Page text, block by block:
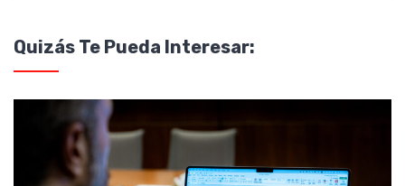
Quizás Te Pueda Interesar: